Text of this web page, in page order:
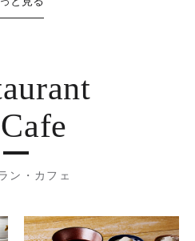
ン・カフェ